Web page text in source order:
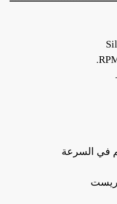
في السرعة